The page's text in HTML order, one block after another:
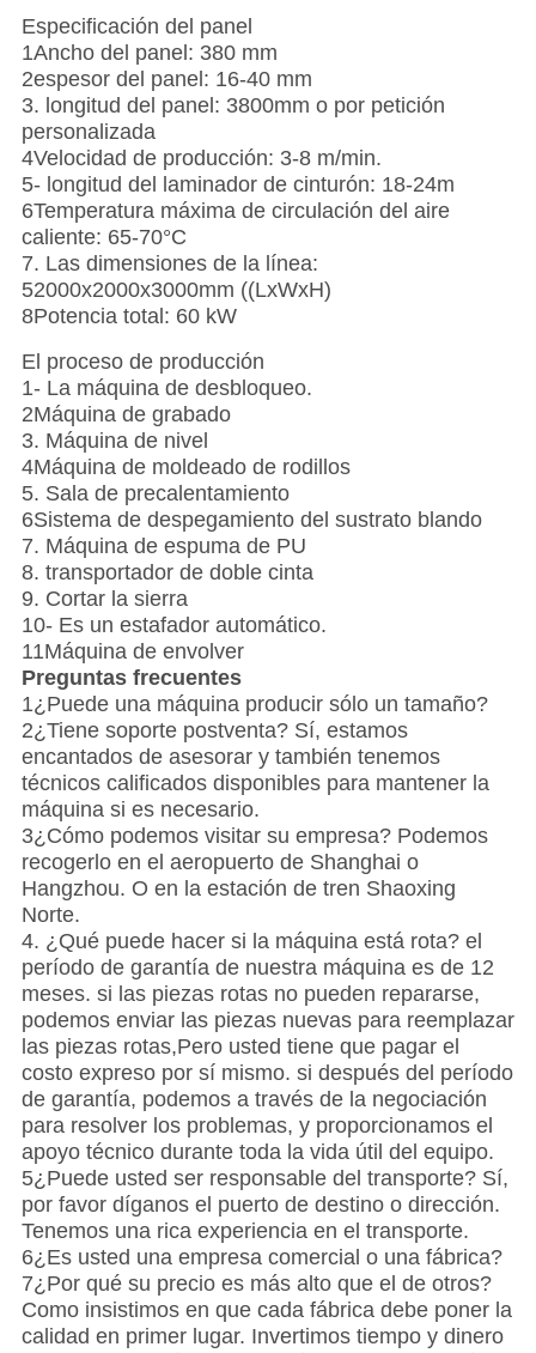
Especificación del panel
1Ancho del panel: 380 mm
2espesor del panel: 16-40 mm
3. longitud del panel: 3800mm o por petición
personalizada
4Velocidad de producción: 3-8 m/min.
5- longitud del laminador de cinturón: 18-24m
6Temperatura máxima de circulación del aire
caliente: 65-70°C
7. Las dimensiones de la línea:
52000x2000x3000mm ((LxWxH)
8Potencia total: 60 kW
El proceso de producción
1- La máquina de desbloqueo.
2Máquina de grabado
3. Máquina de nivel
4Máquina de moldeado de rodillos
5. Sala de precalentamiento
6Sistema de despegamiento del sustrato blando
7. Máquina de espuma de PU
8. transportador de doble cinta
9. Cortar la sierra
10- Es un estafador automático.
11Máquina de envolver
Preguntas frecuentes
1¿Puede una máquina producir sólo un tamaño?
2¿Tiene soporte postventa? Sí, estamos
encantados de asesorar y también tenemos
técnicos calificados disponibles para mantener la
máquina si es necesario.
3¿Cómo podemos visitar su empresa? Podemos
recogerlo en el aeropuerto de Shanghai o
Hangzhou. O en la estación de tren Shaoxing
Norte.
4. ¿Qué puede hacer si la máquina está rota? el
período de garantía de nuestra máquina es de 12
meses. si las piezas rotas no pueden repararse,
podemos enviar las piezas nuevas para reemplazar
las piezas rotas,Pero usted tiene que pagar el
costo expreso por sí mismo. si después del período
de garantía, podemos a través de la negociación
para resolver los problemas, y proporcionamos el
apoyo técnico durante toda la vida útil del equipo.
5¿Puede usted ser responsable del transporte? Sí,
por favor díganos el puerto de destino o dirección.
Tenemos una rica experiencia en el transporte.
6¿Es usted una empresa comercial o una fábrica?
7¿Por qué su precio es más alto que el de otros?
Como insistimos en que cada fábrica debe poner la
calidad en primer lugar. Invertimos tiempo y dinero